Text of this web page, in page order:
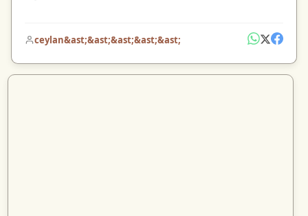
ceylan&ast;&ast;&ast;&ast;&ast;